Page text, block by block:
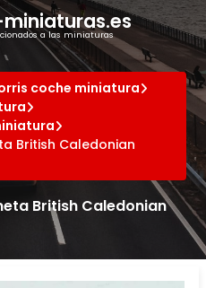
a las miniaturas
coche miniatura
British Caledonian
British Caledonian